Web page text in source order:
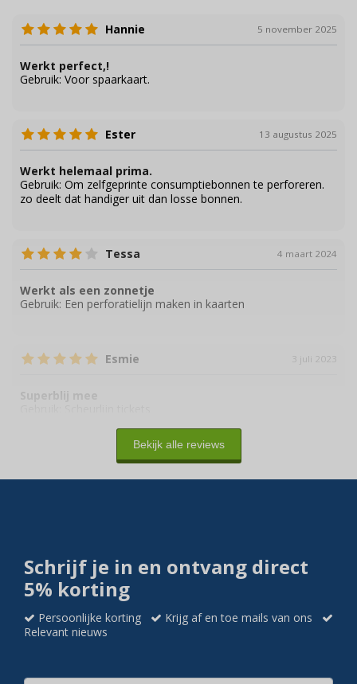
Hannie 5 november 2025
Werkt perfect,!
Gebruik: Voor spaarkaart.
Ester 13 augustus 2025
Werkt helemaal prima.
Gebruik: Om zelfgeprinte consumptiebonnen te perforeren.
zo deelt dat handiger uit dan losse bonnen.
Tessa 4 maart 2024
Werkt als een zonnetje
Gebruik: Een perforatielijn maken in kaarten
Esmie 3 juli 2023
Superblij mee
Bekijk alle reviews
Schrijf je in en ontvang direct
5% korting
Persoonlijke korting
Krijg af en toe mails van ons
Relevant nieuws